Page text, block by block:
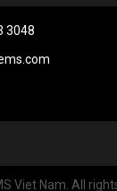
3048
Viet Nam. All